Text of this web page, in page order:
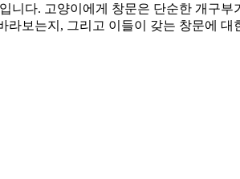
니다. 고양이에게 창문은 단순한 개구부
라보는지, 그리고 이들이 갖는 창문에 대